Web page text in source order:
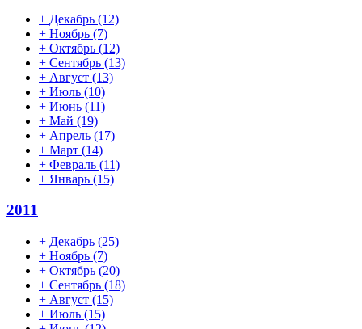
+ Декабрь (12)
+ Ноябрь (7)
+ Октябрь (12)
+ Сентябрь (13)
+ Август (13)
+ Июль (10)
+ Июнь (11)
+ Май (19)
+ Апрель (17)
+ Март (14)
+ Февраль (11)
+ Январь (15)
2011
+ Декабрь (25)
+ Ноябрь (7)
+ Октябрь (20)
+ Сентябрь (18)
+ Август (15)
+ Июль (15)